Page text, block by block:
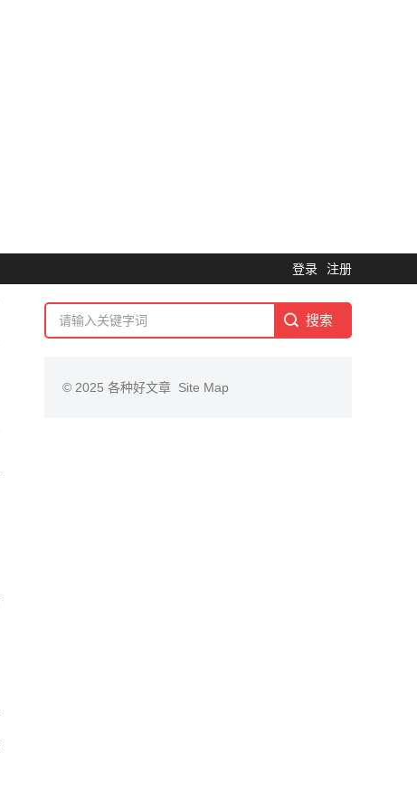
登录 注册
© 2025 各种好文章 Site Map